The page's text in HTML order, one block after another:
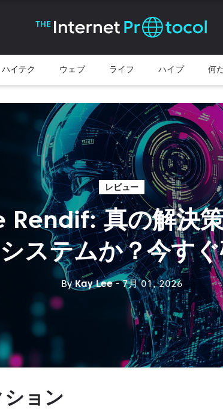
ハイテク ウェブ ライフ ハイプ 何
レビュー
真の解決
ステムか？今すぐ
ByKay Lee - 7月 01, 2026
ョン